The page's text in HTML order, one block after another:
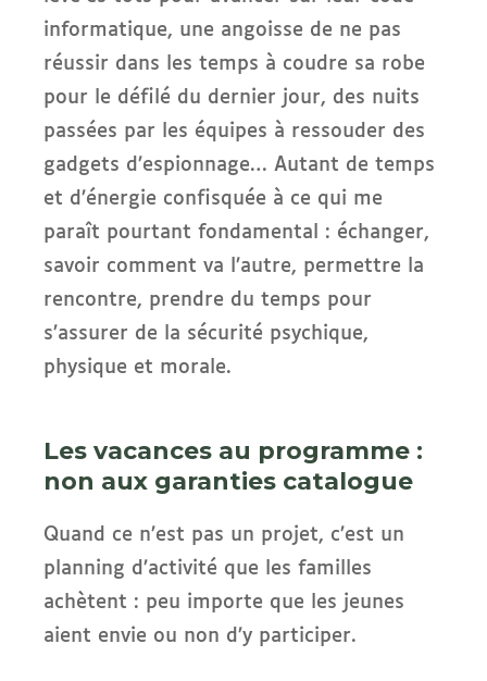
informatique, une angoisse de ne pas
réussir dans les temps à coudre sa robe
pour le défilé du dernier jour, des nuits
passées par les équipes à ressouder des
gadgets d’espionnage… Autant de temps
et d’énergie confisquée à ce qui me
paraît pourtant fondamental : échanger,
savoir comment va l’autre, permettre la
rencontre, prendre du temps pour
s’assurer de la sécurité psychique,
physique et morale.
Les vacances au programme :
non aux garanties catalogue
Quand ce n’est pas un projet, c’est un
planning d’activité que les familles
achètent : peu importe que les jeunes
aient envie ou non d’y participer.